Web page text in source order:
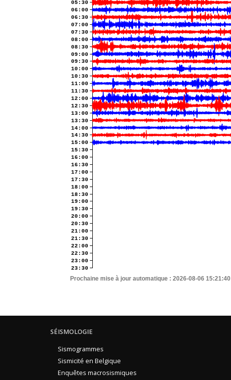
05:30
06:00
06:30
07:00
07:30
08:00
08:30
09:00
09:30
10:00
10:30
11:00
11:30
12:00
12:30
13:00
13:30
14:00
14:30
15:00
15:30
16:00
16:30
17:00
17:30
18:00
18:30
19:00
19:30
20:00
20:30
21:00
21:30
22:00
22:30
23:00
23:30
Prochaine mise à jour automatique : 2026-08-06 15:21:40
SÉISMOLOGIE
Sismogrammes
Sismicité en Belgique
Enquêtes macrosismiques